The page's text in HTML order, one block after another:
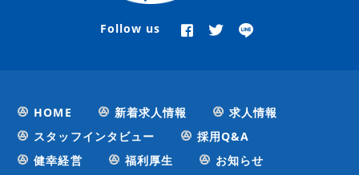
Follow us
HOME 新着求人情報
求人情報
スタッフインタビュー
採用Q&A
健幸経営
福利厚生 お知らせ